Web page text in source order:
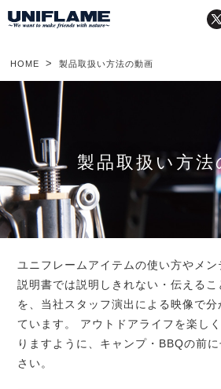
X
HOME 製品取扱い方法の動画
製品取扱い方法
ユニフレームアイテムの使い方やメ
説明書では説明しきれない・伝える
を、当社スタッフ演出による映像で分
ています。
アウトドアライフを楽し
りますように、キャンプ・BBQの前
さい。